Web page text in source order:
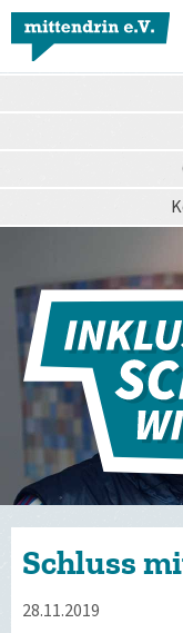
Schluss
28.11.2019